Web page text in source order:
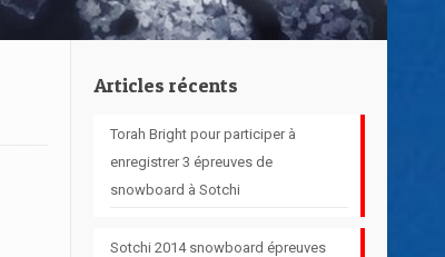
Articles récents
Torah Bright pour participer à
enregistrer 3 épreuves de
snowboard à Sotchi
Sotchi 2014 snowboard épreuves